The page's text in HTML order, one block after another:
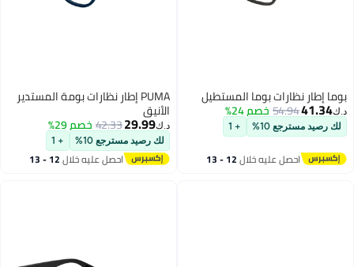
بوما إطار نظارات بوما المستطيل
د.ك‏41.34
54.94خصم 24%
لك رصيد مسترجع 10% + 1
احصل عليه خلال 12 - 13
PUMA إطار نظارات بومة المستدير
الأنيق
د.ك‏29.99
42.33خصم 29%
لك رصيد مسترجع 10% + 1
احصل عليه خلال 12 - 13